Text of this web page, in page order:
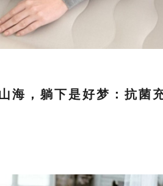
海，躺下是好梦：抗菌